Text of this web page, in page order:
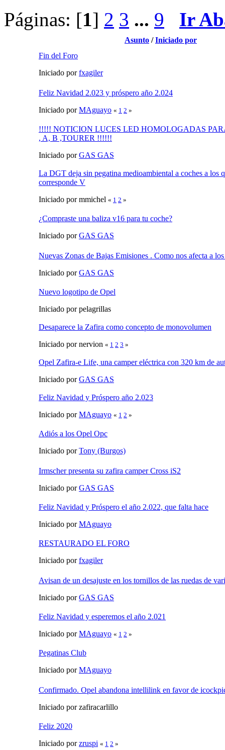
Páginas: [1] 2 3 ... 9 Ir
Asunto /Iniciado por
Fin del Foro
Iniciado porfxagiler
Feliz Navidad 2.023 y próspero año 2.024
Iniciado porMAguayo « 1 2 »
!!!!! NOTICION LUCES LED HOMOLOGADAS
, A, B ,TOURER !!!!!!
Iniciado porGAS GAS
La DGT deja sin pegatina medioambiental a coches a los
corresponde V
Iniciado por mmichel « 1 2 »
¿Compraste una baliza v16 para tu coche?
Iniciado porGAS GAS
Nuevas Zonas de Bajas Emisiones . Como nos afecta a
Iniciado porGAS GAS
Nuevo logotipo de Opel
Iniciado por pelagrillas
Desaparece la Zafira como concepto de monovolumen
Iniciado por nervion « 1 2 3 »
Opel Zafira-e Life, una camper eléctrica con 320 km de
Iniciado porGAS GAS
Feliz Navidad y Próspero año 2.023
Iniciado porMAguayo « 1 2 »
Adiós a los Opel Opc
Iniciado porTony (Burgos)
Irmscher presenta su zafira camper Cross iS2
Iniciado porGAS GAS
Feliz Navidad y Próspero el año 2.022, que falta hace
Iniciado porMAguayo
RESTAURADO EL FORO
Iniciado porfxagiler
Avisan de un desajuste en los tornillos de las ruedas de
Iniciado porGAS GAS
Feliz Navidad y esperemos el año 2.021
Iniciado porMAguayo « 1 2 »
Pegatinas Club
Iniciado porMAguayo
Confirmado. Opel abandona intellilink en favor de
Iniciado por zafiracarlillo
Feliz 2020
Iniciado porzruspi « 1 2 »